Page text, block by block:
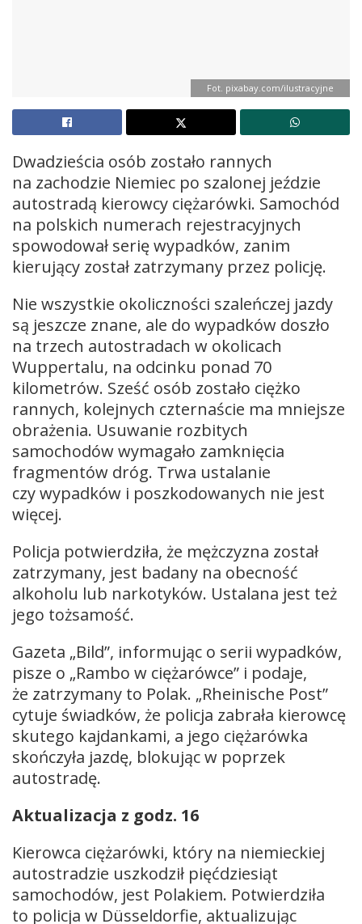
Fot. pixabay.com/ilustracyjne
Dwadzieścia osób zostało rannych
na zachodzie Niemiec po szalonej jeździe
autostradą kierowcy ciężarówki. Samochód
na polskich numerach rejestracyjnych
spowodował serię wypadków, zanim
kierujący został zatrzymany przez policję.
Nie wszystkie okoliczności szaleńczej jazdy
są jeszcze znane, ale do wypadków doszło
na trzech autostradach w okolicach
Wuppertalu, na odcinku ponad 70
kilometrów. Sześć osób zostało ciężko
rannych, kolejnych czternaście ma mniejsze
obrażenia. Usuwanie rozbitych
samochodów wymagało zamknięcia
fragmentów dróg. Trwa ustalanie
czy wypadków i poszkodowanych nie jest
więcej.
Policja potwierdziła, że mężczyzna został
zatrzymany, jest badany na obecność
alkoholu lub narkotyków. Ustalana jest też
jego tożsamość.
Gazeta „Bild”, informując o serii wypadków,
pisze o „Rambo w ciężarówce” i podaje,
że zatrzymany to Polak. „Rheinische Post”
cytuje świadków, że policja zabrała kierowcę
skutego kajdankami, a jego ciężarówka
skończyła jazdę, blokując w poprzek
autostradę.
Aktualizacja z godz. 16
Kierowca ciężarówki, który na niemieckiej
autostradzie uszkodził pięćdziesiąt
samochodów, jest Polakiem. Potwierdziła
to policja w Düsseldorfie, aktualizując